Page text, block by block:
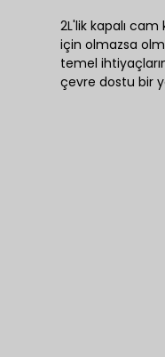
2L'lik kapalı
için olmazsa
temel
çevre dostu bir